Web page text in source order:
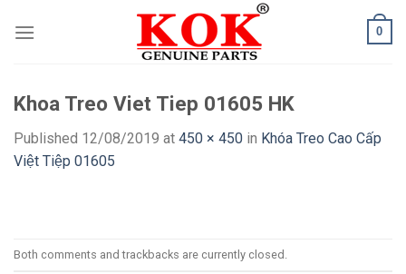
0
Khoa Treo Viet Tiep 01605 HK
Published 12/08/2019 at 450 × 450 in Khóa Treo Cao Cấp
Việt Tiệp 01605
Both comments and trackbacks are currently closed.